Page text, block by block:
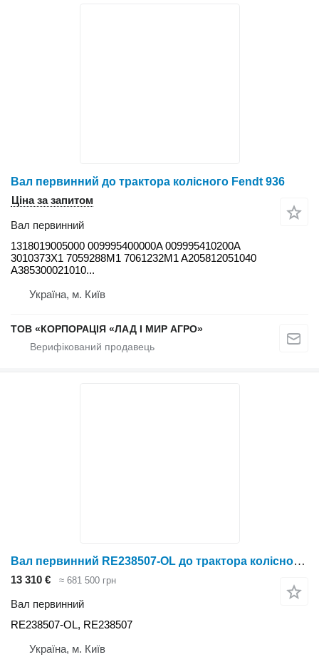
Вал первинний до трактора колісного Fendt 936
Ціна за запитом
Вал первинний
1318019005000 009995400000A 009995410200A
3010373X1 7059288M1 7061232M1 A205812051040
A385300021010...
Україна, м. Київ
ТОВ «КОРПОРАЦІЯ «ЛАД І МИР АГРО»
Вал первинний RE238507-OL до трактора колісного John Deere 6090
13 310 € ≈ 681 500 грн
Вал первинний
RE238507-OL, RE238507
Україна, м. Київ